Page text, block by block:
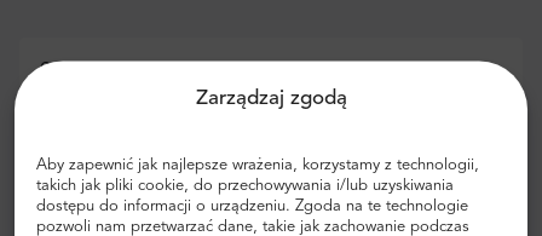
Zarządzaj zgodą
Aby zapewnić jak najlepsze wrażenia, korzystamy z technologii,
takich jak pliki cookie, do przechowywania i/lub uzyskiwania
dostępu do informacji o urządzeniu. Zgoda na te technologie
pozwoli nam przetwarzać dane, takie jak zachowanie podczas
Stunning length of a trip in that price. I was a little
worried about my physical condition, but due to better